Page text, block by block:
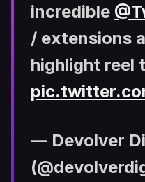
incredible
/ extensions
highlight reel
— Devolver